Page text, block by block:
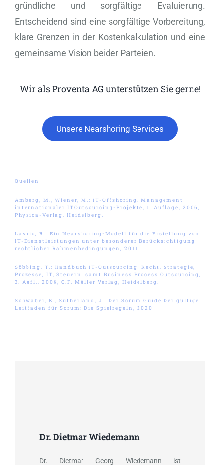
gründliche und sorgfältige Evaluierung.
Entscheidend sind eine sorgfältige Vorbereitung,
klare Grenzen in der Kostenkalkulation und eine
gemeinsame Vision beider Parteien.
Wir als Proventa AG unterstützen Sie gerne!
Unsere Nearshoring Services
Quellen
Amberg, M., Wiener, M.: IT-Offshoring. Management
internationaler ITOutsourcing-Projekte, 1. Auflage, 2006,
Physica-Verlag, Heidelberg.
Lavric, R.: Ein Nearshoring-Modell für die Erstellung von
IT-Dienstleistungen unter besonderer Berücksichtigung
rechtlicher Rahmenbedingungen, 2011.
Söbbing, T.: Handbuch IT-Outsourcing. Recht, Strategie,
Prozesse, IT, Steuern, samt Business Process Outsourcing,
3. Aufl., 2006, C.F. Müller Verlag, Heidelberg.
Schwaber, K., Sutherland, J.: Der Scrum Guide Der gültige
Leitfaden für Scrum: Die Spielregeln, 2020
Dr. Dietmar Wiedemann
Dr. Dietmar Georg Wiedemann ist